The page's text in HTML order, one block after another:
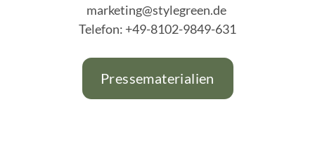
marketing@stylegreen.de
Telefon: +49-8102-9849-631
Pressematerialien